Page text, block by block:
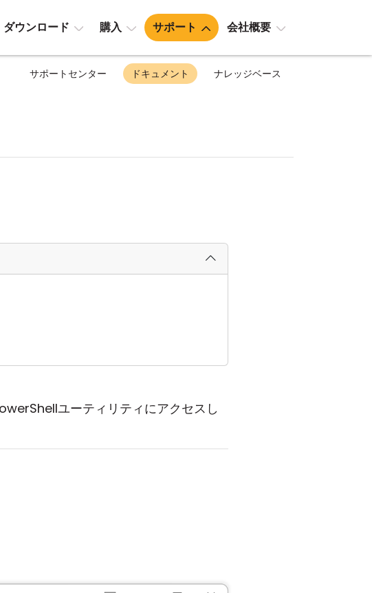
ダウンロード 購入 サポート 会社概要
サポートセンター ドキュメント ナレッジベース
ユーティリティにアクセスし